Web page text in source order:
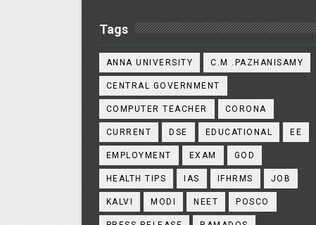
Tags
ANNA UNIVERSITY C.M .PAZHANISAMY
CENTRAL GOVERNMENT
COMPUTER TEACHER CORONA
CURRENT DSE EDUCATIONAL EE
EMPLOYMENT EXAM GOD
HEALTH TIPS IAS IFHRMS JOB
KALVI MODI NEET POSCO